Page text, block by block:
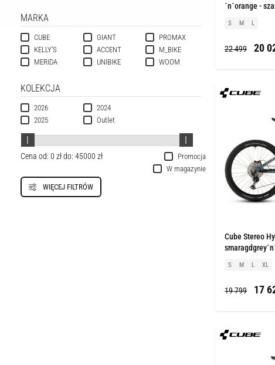
MARKA
CUBE
KELLY'S
MERIDA
GIANT
ACCENT
UNIBIKE
PROMAX
M_BIKE
WOOM
KOLEKCJA
2026
2025
2024
Outlet
Promocja
Cena od: 0 złdo: 45000 zł
W magazynie
WIĘCEJ FILTRÓW
´n´orange -
S M L
22 499 20
Cube Stereo
S M L XL
19 799 17